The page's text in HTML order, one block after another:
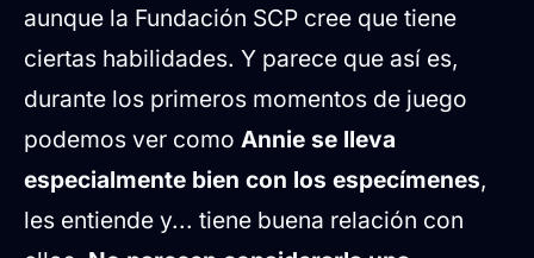
aunque la Fundación SCP cree que tiene
ciertas habilidades. Y parece que así es,
durante los primeros momentos de juego
podemos ver como Annie se lleva
especialmente bien con los especímenes,
les entiende y... tiene buena relación con